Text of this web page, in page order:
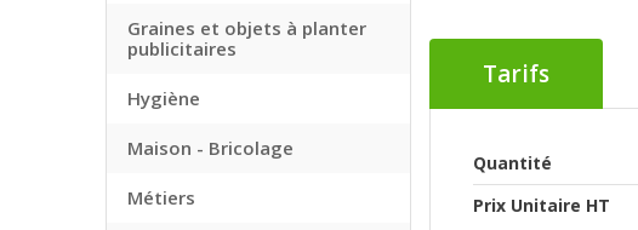
Graines et objets à planter
publicitaires
Hygiène
Maison - Bricolage
Métiers
Tarifs
Quantité
Prix Unitaire HT